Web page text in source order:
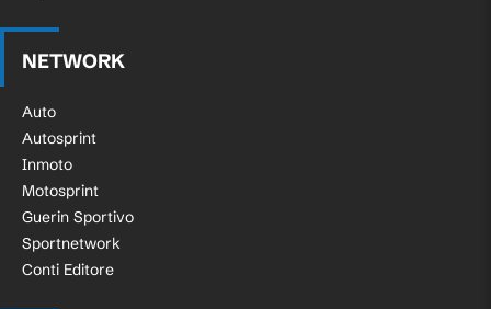
NETWORK
Auto
Autosprint
Inmoto
Motosprint
Guerin Sportivo
Sportnetwork
Conti Editore